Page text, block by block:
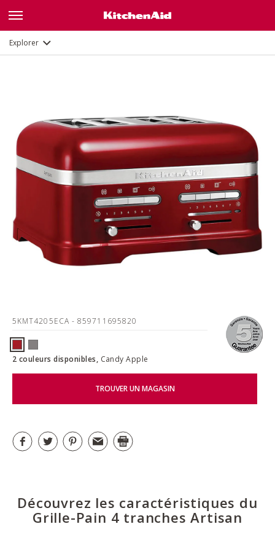
ExplorerGalerie
5KMT4205ECA - 859711695820
2 couleurs disponibles, Candy Apple
TROUVER UN MAGASIN
Découvrez les caractéristiques du
Grille-Pain 4 tranches Artisan